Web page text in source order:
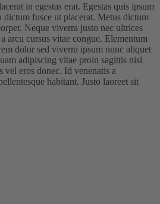
in egestas erat. Egestas quis ipsum
dictum fusce ut placerat. Metus dictum
Neque viverra justo nec ultrices
arcu cursus vitae congue. Elementum
dolor sed viverra ipsum nunc aliquet
adipiscing vitae proin sagittis nisl
vel eros donec. Id venenatis a
habitant. Justo laoreet sit